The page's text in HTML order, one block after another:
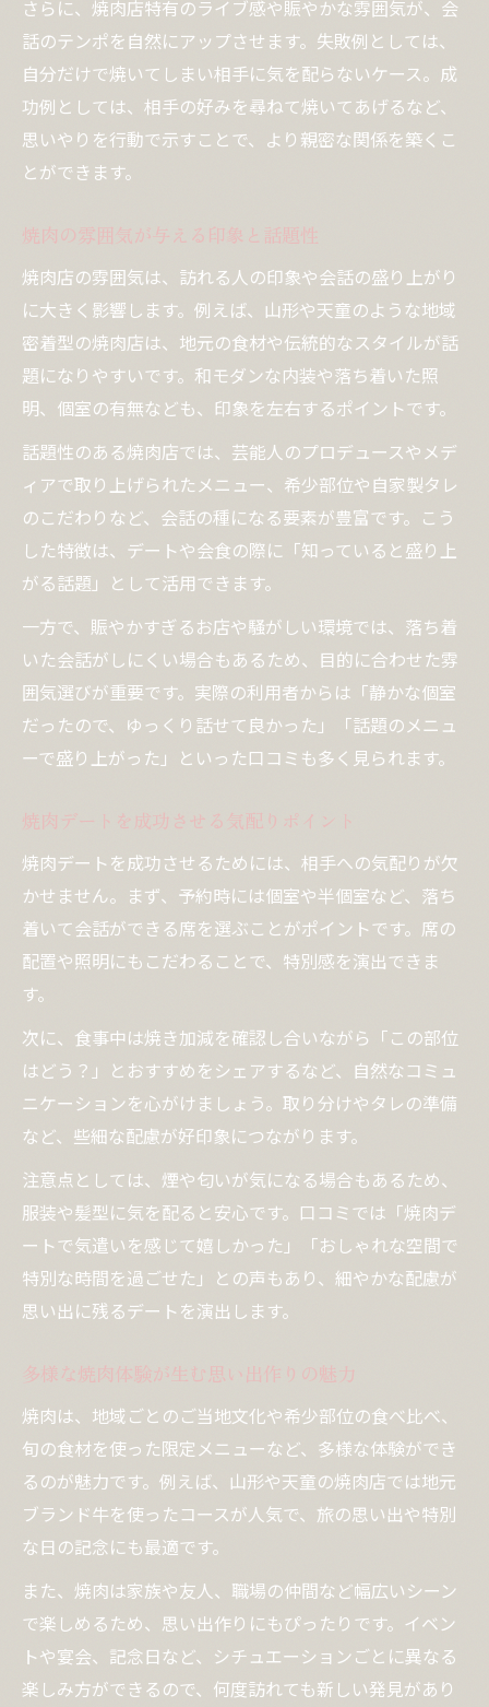
さらに、焼肉店特有のライブ感や賑やかな雰囲気が、会
話のテンポを自然にアップさせます。失敗例としては、
自分だけで焼いてしまい相手に気を配らないケース。成
功例としては、相手の好みを尋ねて焼いてあげるなど、
思いやりを行動で示すことで、より親密な関係を築くこ
とができます。
焼肉の雰囲気が与える印象と話題性
焼肉店の雰囲気は、訪れる人の印象や会話の盛り上がり
に大きく影響します。例えば、山形や天童のような地域
密着型の焼肉店は、地元の食材や伝統的なスタイルが話
題になりやすいです。和モダンな内装や落ち着いた照
明、個室の有無なども、印象を左右するポイントです。
話題性のある焼肉店では、芸能人のプロデュースやメデ
ィアで取り上げられたメニュー、希少部位や自家製タレ
のこだわりなど、会話の種になる要素が豊富です。こう
した特徴は、デートや会食の際に「知っていると盛り上
がる話題」として活用できます。
一方で、賑やかすぎるお店や騒がしい環境では、落ち着
いた会話がしにくい場合もあるため、目的に合わせた雰
囲気選びが重要です。実際の利用者からは「静かな個室
だったので、ゆっくり話せて良かった」「話題のメニュ
ーで盛り上がった」といった口コミも多く見られます。
焼肉デートを成功させる気配りポイント
焼肉デートを成功させるためには、相手への気配りが欠
かせません。まず、予約時には個室や半個室など、落ち
着いて会話ができる席を選ぶことがポイントです。席の
配置や照明にもこだわることで、特別感を演出できま
す。
次に、食事中は焼き加減を確認し合いながら「この部位
はどう？」とおすすめをシェアするなど、自然なコミュ
ニケーションを心がけましょう。取り分けやタレの準備
など、些細な配慮が好印象につながります。
注意点としては、煙や匂いが気になる場合もあるため、
服装や髪型に気を配ると安心です。口コミでは「焼肉デ
ートで気遣いを感じて嬉しかった」「おしゃれな空間で
特別な時間を過ごせた」との声もあり、細やかな配慮が
思い出に残るデートを演出します。
多様な焼肉体験が生む思い出作りの魅力
焼肉は、地域ごとのご当地文化や希少部位の食べ比べ、
旬の食材を使った限定メニューなど、多様な体験ができ
るのが魅力です。例えば、山形や天童の焼肉店では地元
ブランド牛を使ったコースが人気で、旅の思い出や特別
な日の記念にも最適です。
また、焼肉は家族や友人、職場の仲間など幅広いシーン
で楽しめるため、思い出作りにもぴったりです。イベン
トや宴会、記念日など、シチュエーションごとに異なる
楽しみ方ができるので、何度訪れても新しい発見があり